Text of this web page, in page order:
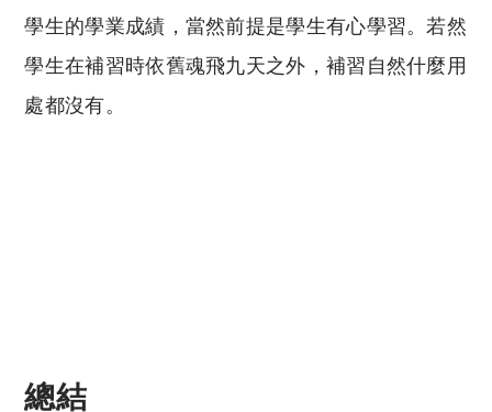
學生的學業成績，當然前提是學生有心學習。若然
學生在補習時依舊魂飛九天之外，補習自然什麼用
處都沒有。
總結